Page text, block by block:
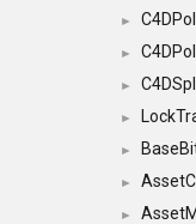
►
►
►
►
►
►
►